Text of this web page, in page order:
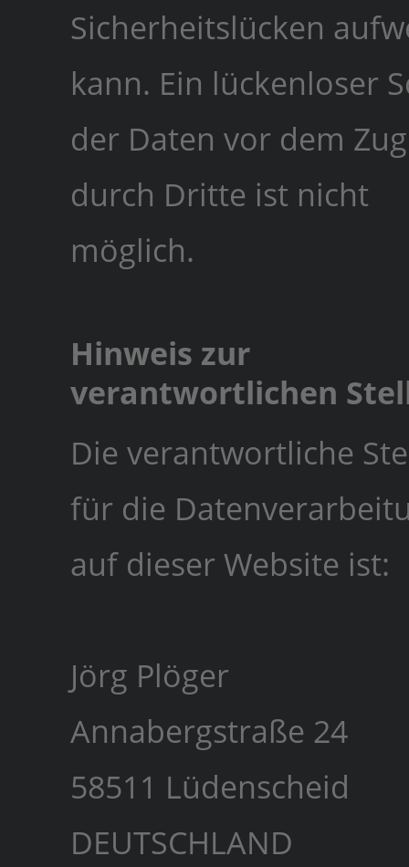
Sicherheitslücken
kann. Ein lückenloser
der Daten vor dem
durch Dritte ist nicht
möglich.
Hinweis zur
verantwortlichen
Die verantwortliche
für die
auf dieser Website ist:
Jörg Plöger
Annabergstraße 24
58511 Lüdenscheid
DEUTSCHLAND